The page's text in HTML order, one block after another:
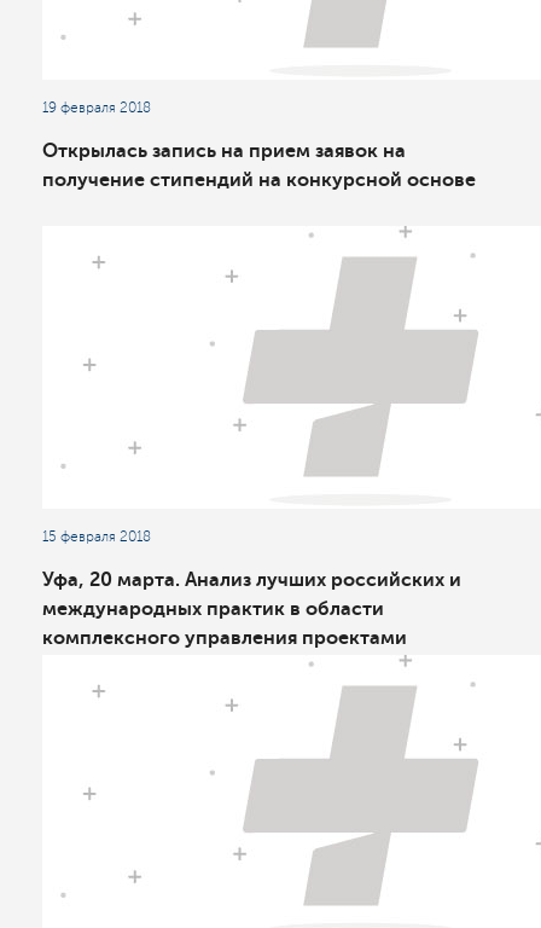
19 февраля 2018
Открылась запись на прием заявок на
получение стипендий на конкурсной основе
15 февраля 2018
Уфа, 20 марта. Анализ лучших российских и
международных практик в области
комплексного управления проектами